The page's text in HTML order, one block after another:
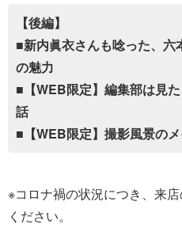
【後編】
■新内眞衣さんも唸った、
の魅力
■【WEB限定】編集部は見
話
■【WEB限定】撮影風景の
※コロナ禍の状況につき、来
ください。